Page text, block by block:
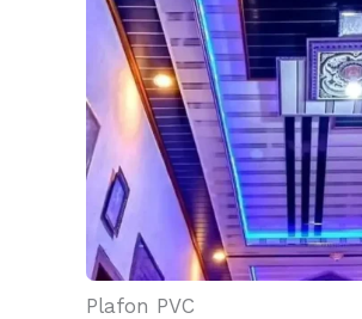
Plafon PVC